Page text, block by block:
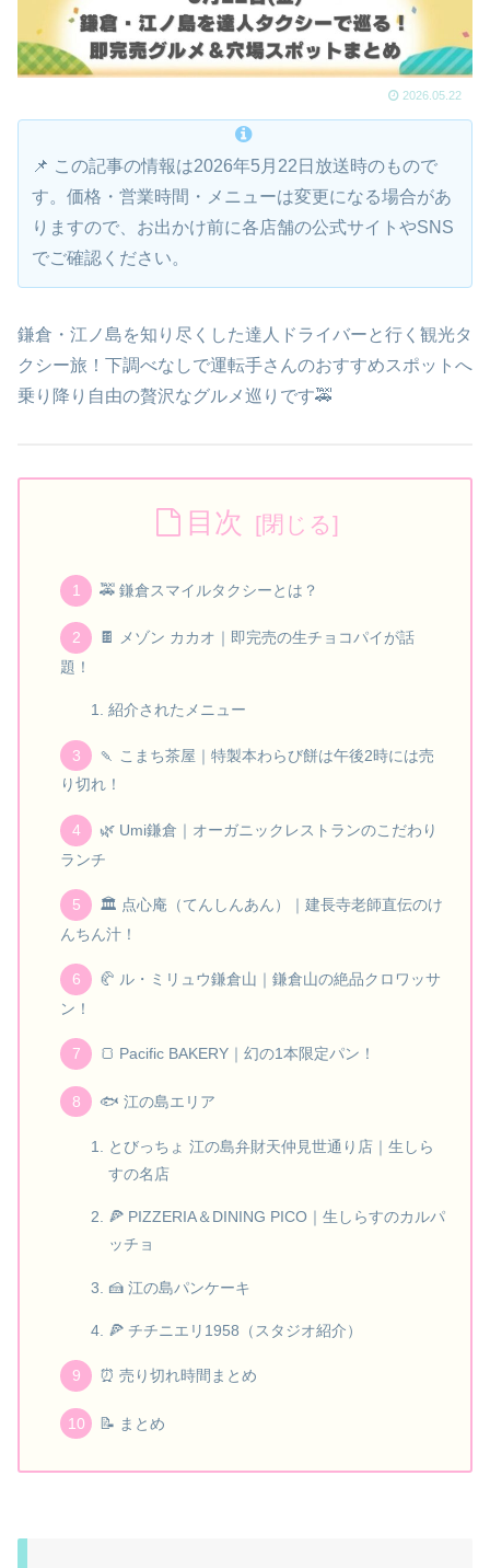
2026.05.22
📌 この記事の情報は2026年5月22日放送時のもので
す。価格・営業時間・メニューは変更になる場合があ
りますので、お出かけ前に各店舗の公式サイトやSNS
でご確認ください。
鎌倉・江ノ島を知り尽くした達人ドライバーと行く観光タ
クシー旅！下調べなしで運転手さんのおすすめスポットへ
乗り降り自由の贅沢なグルメ巡りです🚕
目次
🚕 鎌倉スマイルタクシーとは？
🍫 メゾン カカオ｜即完売の生チョコパイが話
題！
紹介されたメニュー
🍡 こまち茶屋｜特製本わらび餅は午後2時には売
り切れ！
🌿 Umi鎌倉｜オーガニックレストランのこだわり
ランチ
🏛️ 点心庵（てんしんあん）｜建長寺老師直伝のけ
んちん汁！
🥐 ル・ミリュウ鎌倉山｜鎌倉山の絶品クロワッサ
ン！
🍞 Pacific BAKERY｜幻の1本限定パン！
🐟 江の島エリア
とびっちょ 江の島弁財天仲見世通り店｜生しら
すの名店
🍕 PIZZERIA＆DINING PICO｜生しらすのカルパ
ッチョ
🍰 江の島パンケーキ
🍕 チチニエリ1958（スタジオ紹介）
⏰ 売り切れ時間まとめ
📝 まとめ